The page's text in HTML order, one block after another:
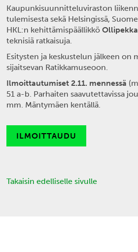
Kaupunkisuunnitteluviraston
tulemisesta sekä Helsingissä,
HKL:n kehittämispäällikkö
teknisiä ratkaisuja.
Esitysten ja keskustelun jälkeen on
sijaitsevan Ratikkamuseoon.
Ilmoittautumiset 2.11. mennessä
51 a-b. Parhaiten saavutettavissa
mm. Mäntymäen kentällä.
ILMOITTAUDU
Takaisin edelliselle sivulle